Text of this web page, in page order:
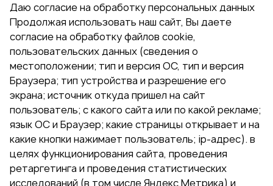
Даю согласие на обработку персональных данных
Продолжая использовать наш сайт, Вы даете
согласие на обработку файлов cookie,
пользовательских данных (сведения о
местоположении; тип и версия ОС, тип и версия
Браузера; тип устройства и разрешение его
экрана; источник откуда пришел на сайт
пользователь; с какого сайта или по какой рекламе;
язык ОС и Браузер; какие страницы открывает и на
какие кнопки нажимает пользователь; ip-адрес). в
целях функционирования сайта, проведения
ретаргетинга и проведения статистических
исследований (в том числе Яндекс.Метрика) и